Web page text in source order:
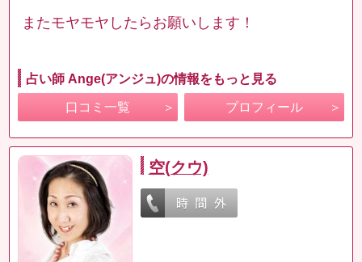
またモヤモヤしたらお願いします！
占い師 Ange(アンジュ)の情報をもっと見る
口コミ一覧 プロフィール
空(クウ)